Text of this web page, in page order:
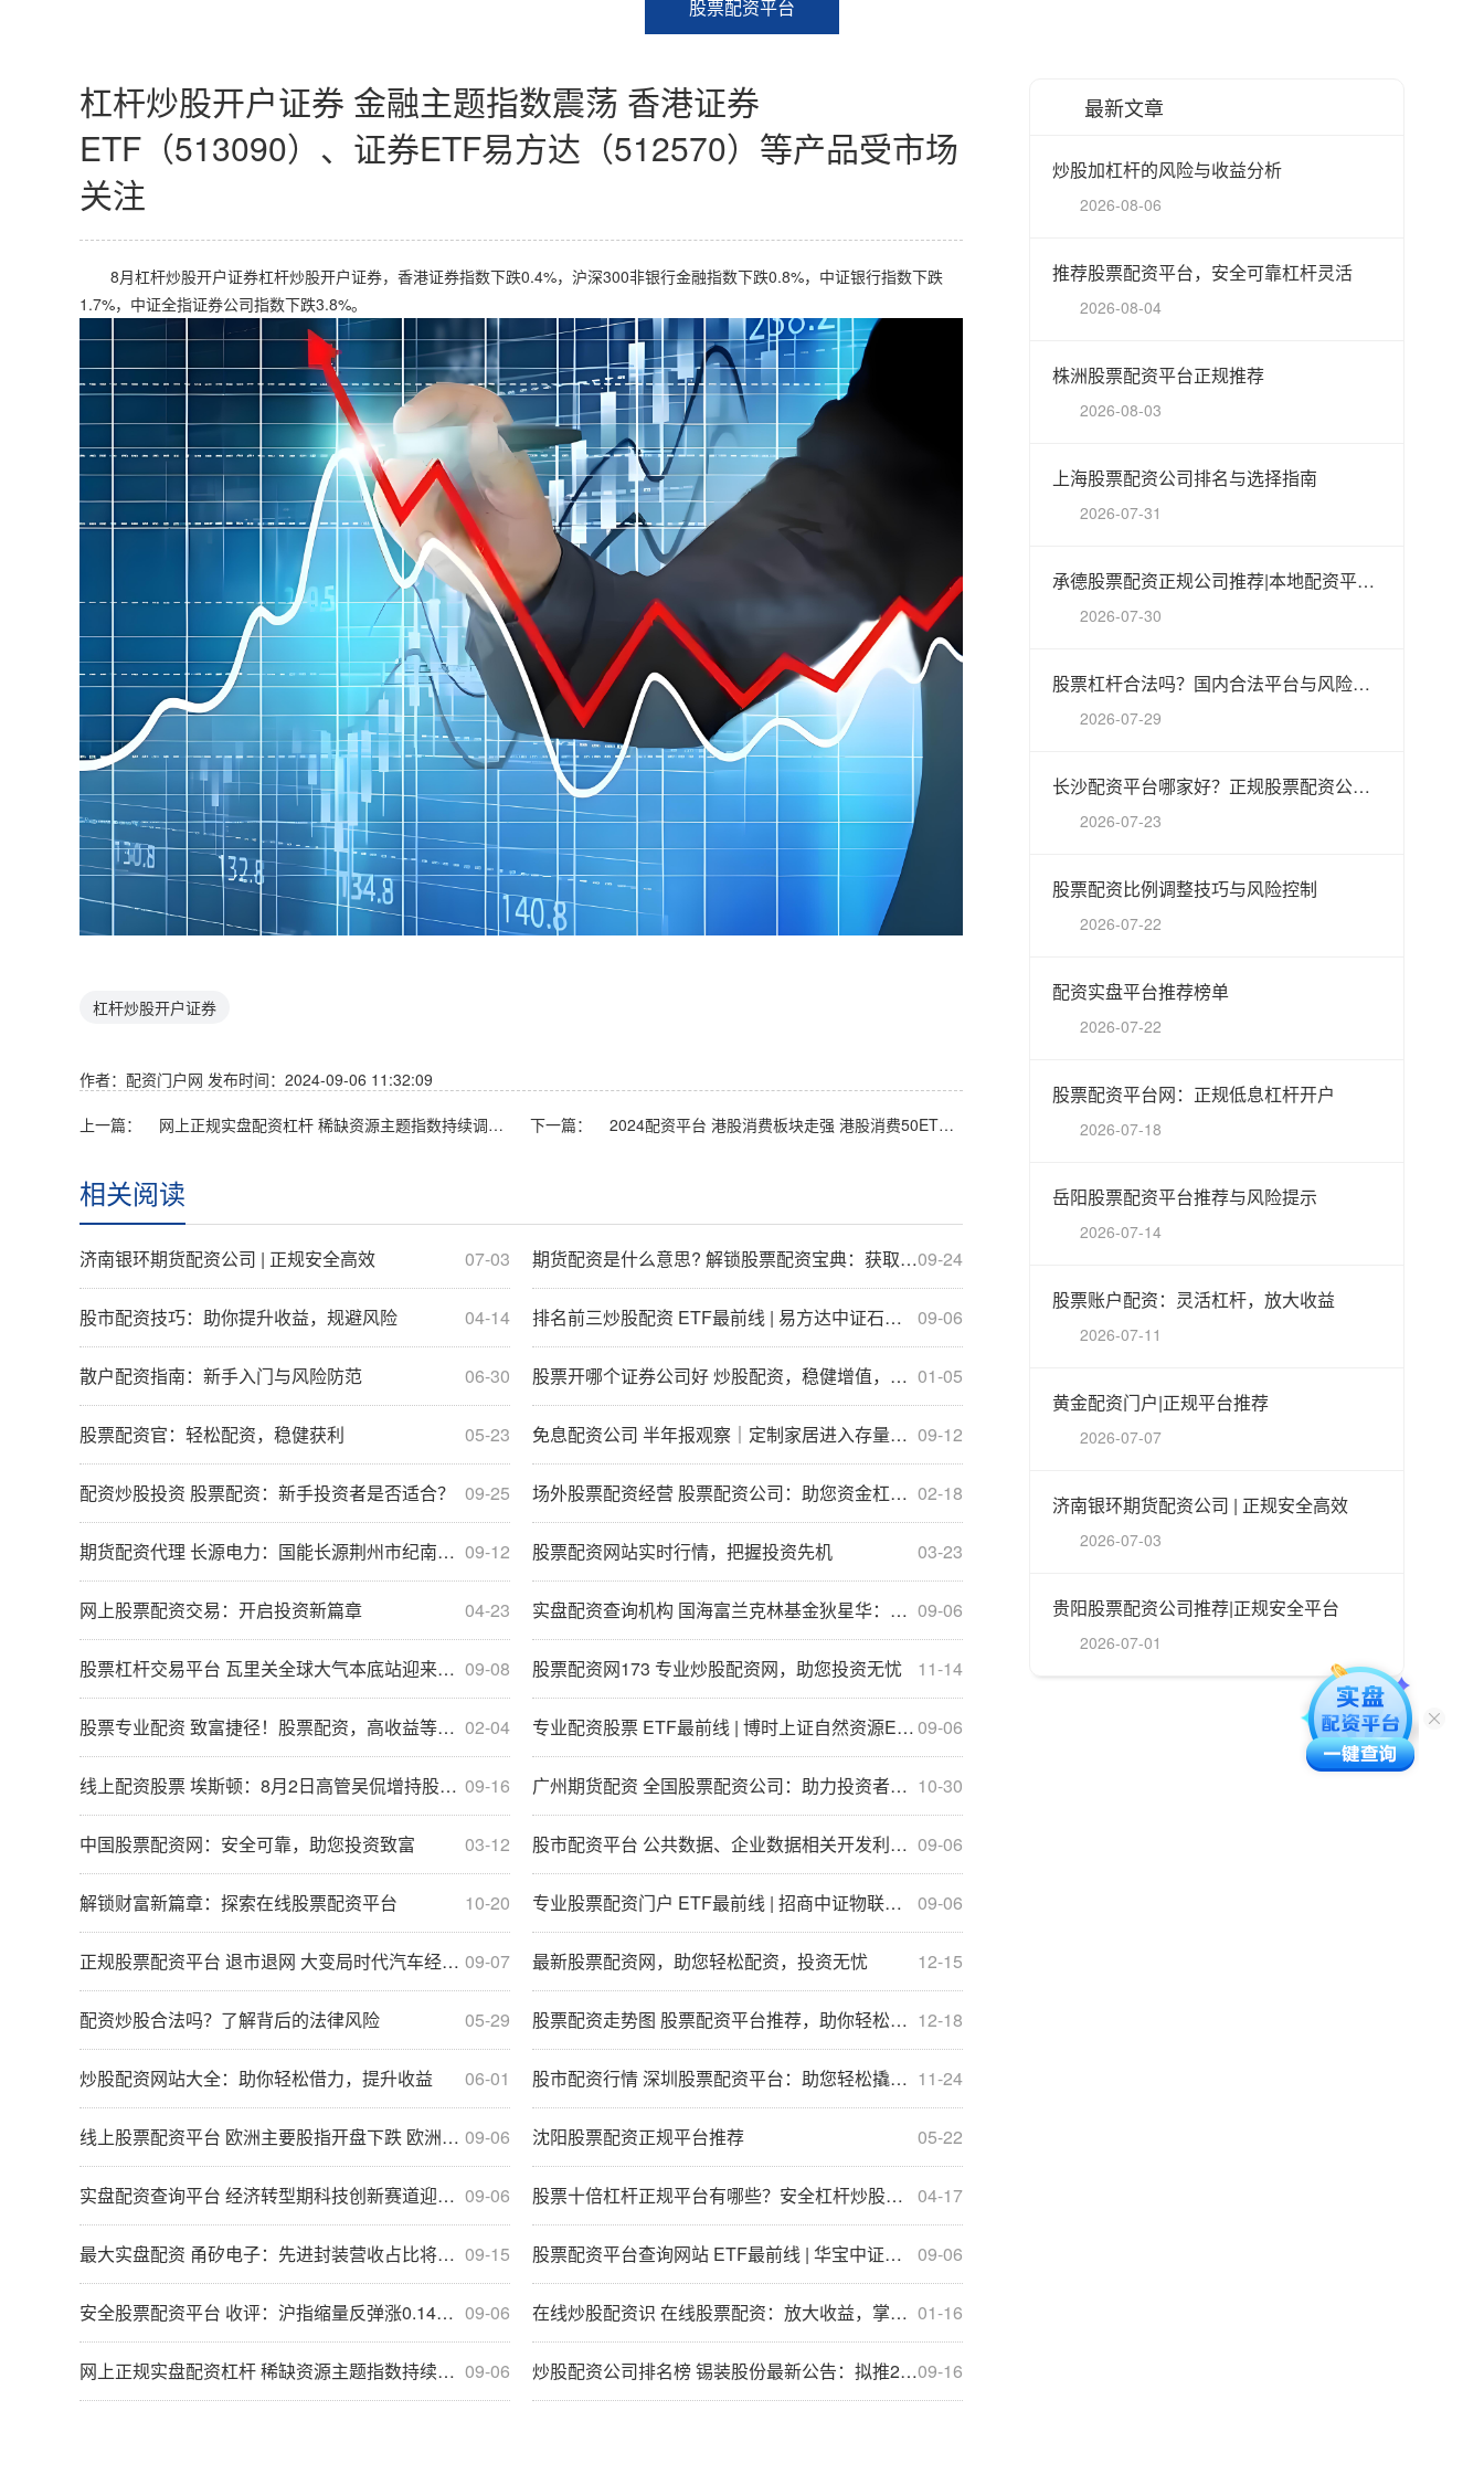
股票配资平台
杠杆炒股开户证券 金融主题指数震荡 香港证券
ETF（513090）、证券ETF易方达（512570）等产品受市场
关注
8月杠杆炒股开户证券杠杆炒股开户证券，香港证券指数下跌0.4%，沪深300非银行金融指数下跌0.8%，中证银行指数下跌
1.7%，中证全指证券公司指数下跌3.8%。
杠杆炒股开户证券
作者：配资门户网 发布时间：2024-09-06 11:32:09
上一篇： 网上正规实盘配资杠杆 稀缺资源主题指数持续调整 关注化工行业ETF（516570）、稀土ETF易方达（159715）等产品走势 下一篇： 2024配资平台 港股消费板块走强 港股消费50ETF（513070）、消费50ETF（159798）等产品布局板块龙头
相关阅读
07-03
济南银环期货配资公司 | 正规安全高效 09-24
期货配资是什么意思? 解锁股票配资宝典：获取丰富资源，助你投资无忧
04-14
股市配资技巧：助你提升收益，规避风险 09-06
排名前三炒股配资 ETF最前线 | 易方达中证石化产业ETF(516570)下跌0.44%，电池隔膜主题走弱
06-30
散户配资指南：新手入门与风险防范 01-05
股票开哪个证券公司好 炒股配资，稳健增值，轻松获利
05-23
股票配资官：轻松配资，稳健获利 09-12
免息配资公司 半年报观察｜定制家居进入存量竞争期 多企业业绩承压、加速转型
09-25
配资炒股投资 股票配资：新手投资者是否适合？ 02-18
场外股票配资经营 股票配资公司：助您资金杠杆，投资更轻松
09-12
期货配资代理 长源电力：国能长源荆州市纪南镇100MW渔光互补光伏发电项目实现全容量并网发电 03-23
股票配资网站实时行情，把握投资先机
04-23
网上股票配资交易：开启投资新篇章 09-06
实盘配资查询机构 国海富兰克林基金狄星华：AI将是长期Alpha的重要来源
09-08
股票杠杆交易平台 瓦里关全球大气本底站迎来建站30周年 11-14
股票配资网173 专业炒股配资网，助您投资无忧
02-04
股票专业配资 致富捷径！股票配资，高收益等你来电咨询 09-06
专业配资股票 ETF最前线 | 博时上证自然资源ETF(510410)下跌0.36%，天然气主题走弱
09-16
线上配资股票 埃斯顿：8月2日高管吴侃增持股份合计10.5万股 10-30
广州期货配资 全国股票配资公司：助力投资者实现财富增值
03-12
中国股票配资网：安全可靠，助您投资致富 09-06
股市配资平台 公共数据、企业数据相关开发利用文件即将出台，数字经济ETF(560800)近1月份额增长显著
10-20
解锁财富新篇章：探索在线股票配资平台 09-06
专业股票配资门户 ETF最前线 | 招商中证物联网主题ETF(159701)上涨0.16%，智能家居主题走弱
09-07
正规股票配资平台 退市退网 大变局时代汽车经销商路在何方？ 12-15
最新股票配资网，助您轻松配资，投资无忧
05-29
配资炒股合法吗？了解背后的法律风险 12-18
股票配资走势图 股票配资平台推荐，助你轻松放大收益
06-01
炒股配资网站大全：助你轻松借力，提升收益 11-24
股市配资行情 深圳股票配资平台：助您轻松撬动财富杠杆
09-06
线上股票配资平台 欧洲主要股指开盘下跌 欧洲斯托克50指数跌0.52% 05-22
沈阳股票配资正规平台推荐
09-06
实盘配资查询平台 经济转型期科技创新赛道迎来政策“蜜月期”！科创100ETF(588190)跟踪指数涨0.90% 04-17
股票十倍杠杆正规平台有哪些？安全杠杆炒股平台推荐
09-15
最大实盘配资 甬矽电子：先进封装营收占比将进一步提升 毛利率正向提升 09-06
股票配资平台查询网站 ETF最前线 | 华宝中证金融科技主题ETF(159851)上涨2.58%，华为鸿蒙主题走弱
09-06
安全股票配资平台 收评：沪指缩量反弹涨0.14% 全市场近4000只个股上涨 01-16
在线炒股配资识 在线股票配资：放大收益，掌控风险
09-06
网上正规实盘配资杠杆 稀缺资源主题指数持续调整 关注化工行业ETF（516570）、稀土ETF易方达（159715）等产品走势 09-16
炒股配资公司排名榜 锡装股份最新公告：拟推2024年限制性股票激励计划
最新文章
炒股加杠杆的风险与收益分析
2026-08-06
推荐股票配资平台，安全可靠杠杆灵活
2026-08-04
株洲股票配资平台正规推荐
2026-08-03
上海股票配资公司排名与选择指南
2026-07-31
承德股票配资正规公司推荐|本地配资平台指南
2026-07-30
股票杠杆合法吗？国内合法平台与风险解析
2026-07-29
长沙配资平台哪家好？正规股票配资公司推荐
2026-07-23
股票配资比例调整技巧与风险控制
2026-07-22
配资实盘平台推荐榜单
2026-07-22
股票配资平台网：正规低息杠杆开户
2026-07-18
岳阳股票配资平台推荐与风险提示
2026-07-14
股票账户配资：灵活杠杆，放大收益
2026-07-11
黄金配资门户|正规平台推荐
2026-07-07
济南银环期货配资公司 | 正规安全高效
2026-07-03
贵阳股票配资公司推荐|正规安全平台
2026-07-01